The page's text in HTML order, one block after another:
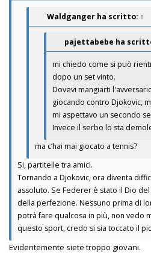
Waldganger ha scritto: ↑
pajettabebe ha
mi chiedo come si può
dopo un set vinto.
Dovevi mangiarti
giocando contro Djokovic,
mi aspettavo un secondo
Invece il serbo lo sta
ma c’hai mai giocato a tennis?
Si, partitelle tra amici.
Tornando a Djokovic, ora diventa
assoluto. Se Federer è stato il Dio
della perfezione. Nessuno prima di
potrà fare qualcosa in più, non vedo
questo sport, credo si sia toccato il
Evidentemente siete troppo giovani.